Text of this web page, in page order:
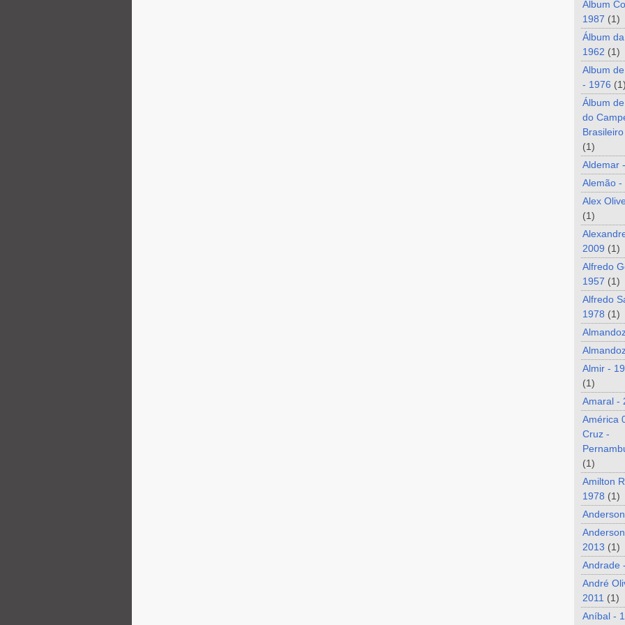
Álbum
1987 (1)
Álbum
1962 (1)
Album
- 1976 (1)
Álbum
do
(1)
Aldemar
Alemão -
Alex
(1)
2009 (1)
Alfredo
1957 (1)
Alfredo
1978 (1)
Almir -
(1)
Amaral -
América
Cruz -
(1)
Amilton
1978 (1)
2013 (1)
Andrade
André
2011 (1)
Aníbal -